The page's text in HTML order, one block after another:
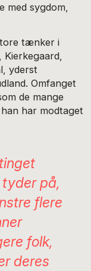
med sygdom,
tænker i
Kierkegaard,
yderst
Omfanget
de mange
har modtaget
på,
flere
folk,
deres